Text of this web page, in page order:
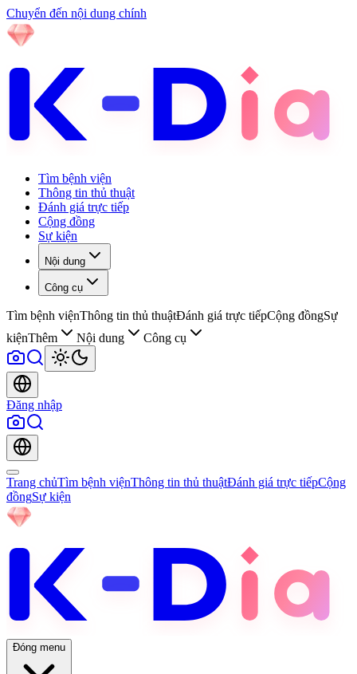
Chuyển đến nội dung chính
Tìm bệnh viện
Thông tin thủ thuật
Đánh giá trực tiếp
Cộng đồng
Sự kiện
Nội dung
Công cụ
Tìm bệnh việnThông tin thủ thuậtĐánh giá trực tiếpCộng đồngSự
kiệnThêm Nội dung Công cụ
Đăng nhập
Trang chủTìm bệnh việnThông tin thủ thuậtĐánh giá trực tiếpCộng
đồngSự kiện
Đóng menu